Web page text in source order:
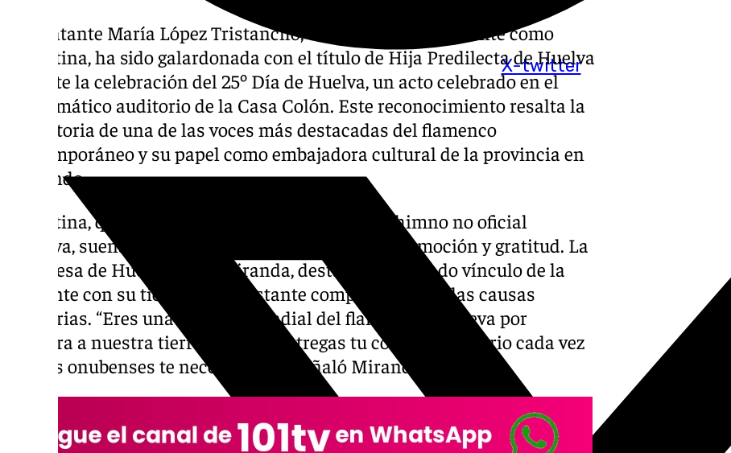
X-twitter
La cantante María López Tristancho, conocida artísticamente como
Argentina, ha sido galardonada con el título de Hija Predilecta de Huelva
durante la celebración del 25º Día de Huelva, un acto celebrado en el
emblemático auditorio de la Casa Colón. Este reconocimiento resalta la
trayectoria de una de las voces más destacadas del flamenco
contemporáneo y su papel como embajadora cultural de la provincia en
el mundo.
Argentina, que amenizó la gala interpretando el himno no oficial
«Huelva, suena diferente», recibió el galardón con emoción y gratitud. La
alcaldesa de Huelva, Pilar Miranda, destacó el profundo vínculo de la
cantante con su tierra y su constante compromiso con las causas
solidarias. “Eres una estrella mundial del flamenco que lleva por
bandera a nuestra tierra, a la que entregas tu corazón solidario cada vez
que los onubenses te necesitamos”, señaló Miranda.